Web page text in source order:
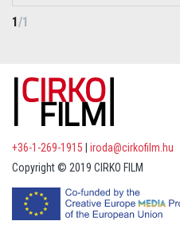
1/1
+36-1-269-1915
iroda@cirkofilm.hu
Copyright © 2019 CIRKO FILM